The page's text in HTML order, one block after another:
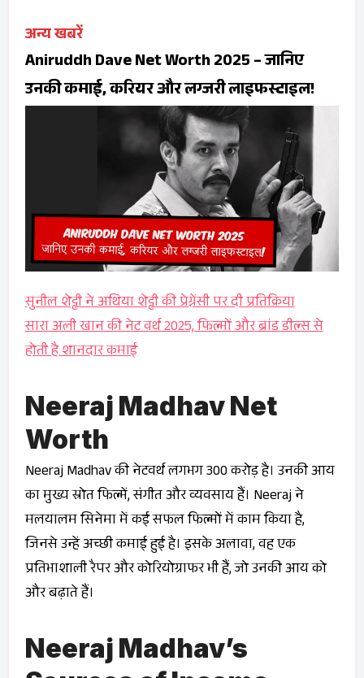
अन्य खबरें
Aniruddh Dave Net Worth 2025 – जानिए
उनकी कमाई, करियर और लग्जरी लाइफस्टाइल!
सुनील शेट्टी ने अथिया शेट्टी की प्रेग्नेंसी पर दी प्रतिक्रिया
सारा अली खान की नेट वर्थ 2025, फिल्मों और ब्रांड डील्स से
होती है शानदार कमाई
Neeraj Madhav Net
Worth
Neeraj Madhav की नेटवर्थ लगभग ₹300 करोड़ है। उनकी आय
का मुख्य स्रोत फिल्में, संगीत और व्यवसाय हैं। Neeraj ने
मलयालम सिनेमा में कई सफल फिल्मों में काम किया है,
जिनसे उन्हें अच्छी कमाई हुई है। इसके अलावा, वह एक
प्रतिभाशाली रैपर और कोरियोग्राफर भी हैं, जो उनकी आय को
और बढ़ाते हैं।
Neeraj Madhav’s